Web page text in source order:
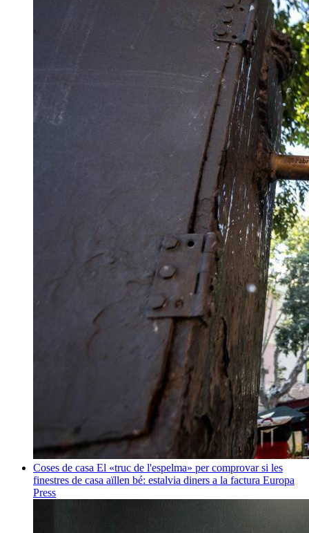
Coses de casa El «truc de l'espelma» per comprovar si les
finestres de casa aïllen bé: estalvia diners a la factura Europa
Press